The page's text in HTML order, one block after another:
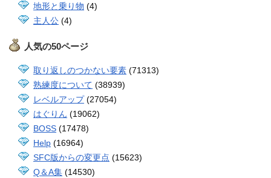
地形と乗り物 (4)
主人公 (4)
人気の50ページ
取り返しのつかない要素 (71313)
熟練度について (38939)
レベルアップ(27054)
はぐりん (19062)
BOSS (17478)
Help (16964)
SFC版からの変更点 (15623)
Q＆A集 (14530)